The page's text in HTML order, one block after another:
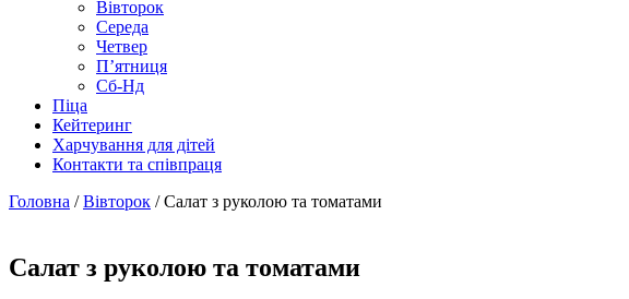
Вівторок
Середа
Четвер
П’ятниця
Сб-Нд
Піца
Кейтеринг
Харчування для дітей
Контакти та співпраця
Головна /Вівторок / Салат з руколою та томатами
Салат з руколою та томатами